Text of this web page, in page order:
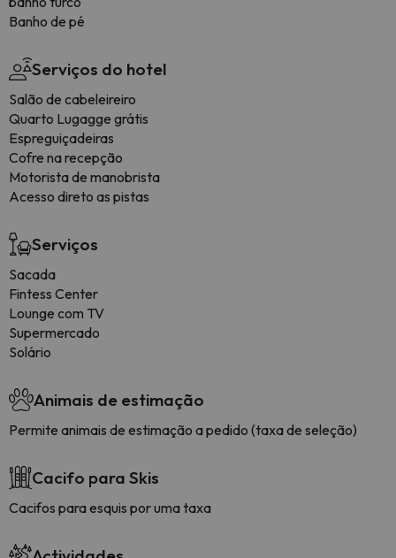
Banho de pé
Serviços do hotel
Salão de cabeleireiro
Quarto Lugagge grátis
Espreguiçadeiras
Cofre na recepção
Motorista de manobrista
Acesso direto as pistas
Serviços
Sacada
Fintess Center
Lounge com TV
Supermercado
Solário
Animais de estimação
Permite animais de estimação a pedido (taxa de seleção)
Cacifo para Skis
Cacifos para esquis por uma taxa